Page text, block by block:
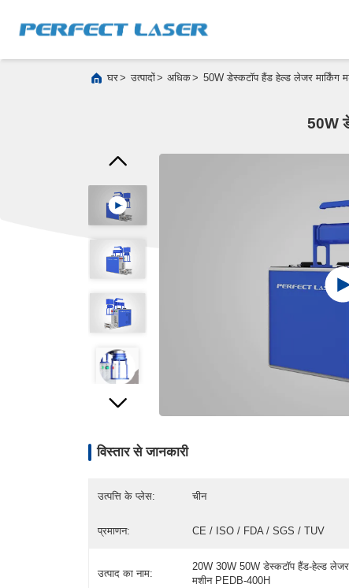
घर> उत्पादों> अधिक> 50W डेस्कटॉप हैंड हेल्ड लेजर मार्किंग
50W
विस्तार से जानकारी
उत्पत्ति के प्लेस: चीन
प्रमाणन: CE / ISO / FDA / SGS / TUV
उत्पाद का नाम:
20W 30W 50W डेस्कटॉप हैंड-हेल्ड लेजर
मशीन PEDB-400H